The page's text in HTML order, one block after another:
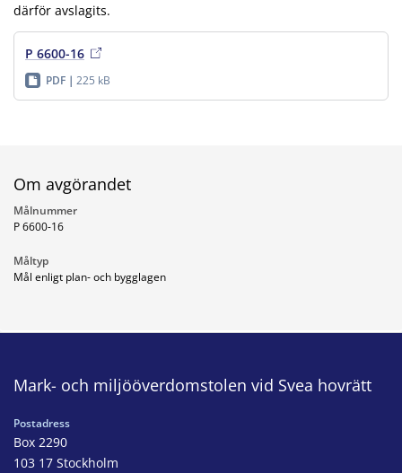
därför avslagits.
P 6600-16
PDF 225 kB
Om avgörandet
Målnummer
P 6600-16
Måltyp
Mål enligt plan- och bygglagen
Mark- och miljööverdomstolen vid Svea hovrätt
Postadress
Box 2290
103 17 Stockholm